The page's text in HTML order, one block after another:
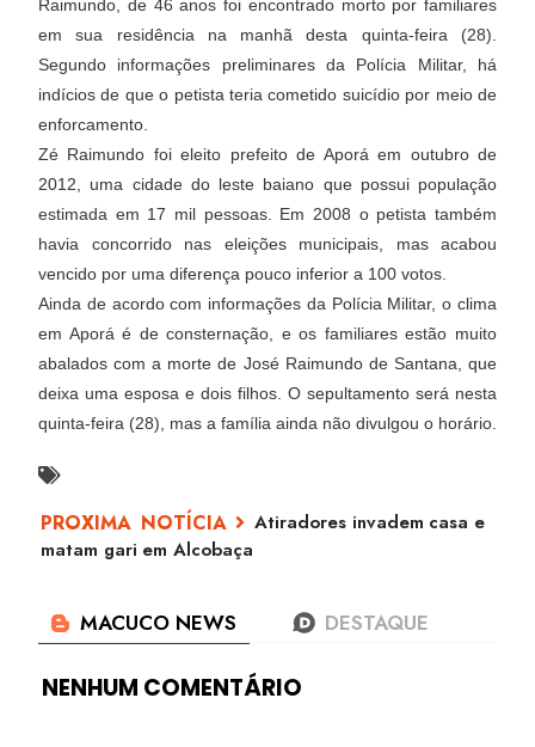
Raimundo, de 46 anos foi encontrado morto por familiares
em sua residência na manhã desta quinta-feira (28).
Segundo informações preliminares da Polícia Militar, há
indícios de que o petista teria cometido suicídio por meio de
enforcamento.
Zé Raimundo foi eleito prefeito de Aporá em outubro de
2012, uma cidade do leste baiano que possui população
estimada em 17 mil pessoas. Em 2008 o petista também
havia concorrido nas eleições municipais, mas acabou
vencido por uma diferença pouco inferior a 100 votos.
Ainda de acordo com informações da Polícia Militar, o clima
em Aporá é de consternação, e os familiares estão muito
abalados com a morte de José Raimundo de Santana, que
deixa uma esposa e dois filhos. O sepultamento será nesta
quinta-feira (28), mas a família ainda não divulgou o horário.
Atiradores invadem casa e
matam gari em Alcobaça
NENHUM COMENTÁRIO